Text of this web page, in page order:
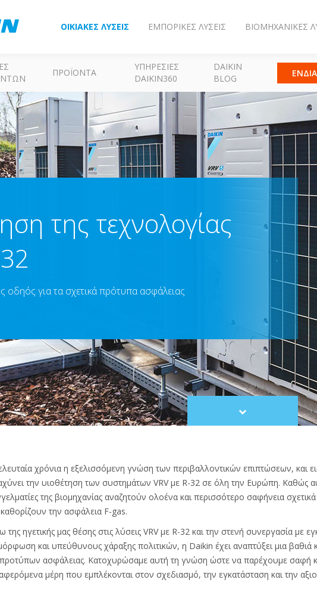
ΟΙΚΙΑΚΈΣ ΛΎΣΕΙΣ ΕΜΠΟΡΙΚΈΣ ΛΎΣΕΙΣ ΒΙΟΜΗΧΑΝΙΚΈΣ
ΠΡΟΪΌΝΤΑ
ΥΠΗΡΕΣΊΕΣ
DAIKIN360
DAIKIN
BLOG
της τεχνολογίας
οδηός για τα σχετικά πρότυπα ασφάλειας
Scroll
to
χρόνια η εξελισσόμενη γνώση των περιβαλλοντικών επιπτώσεων, και
την υιοθέτηση των συστημάτων VRV με R-32 σε όλη την Ευρώπη. Καθώς
της βιομηχανίας αναζητούν ολοένα και περισσότερο σαφήνεια
την ασφάλεια F-gas.
της ηγετικής μας θέσης στις λύσεις VRV με R-32 και την στενή συνεργασία με
και υπεύθυνους χάραξης πολιτικών, η Daikin έχει αναπτύξει μια
ασφάλειας. Κατοχυρώσαμε αυτή τη γνώση ώστε να παρέχουμε σαφή
μέρη που εμπλέκονται στον σχεδιασμό, την εγκατάσταση και την